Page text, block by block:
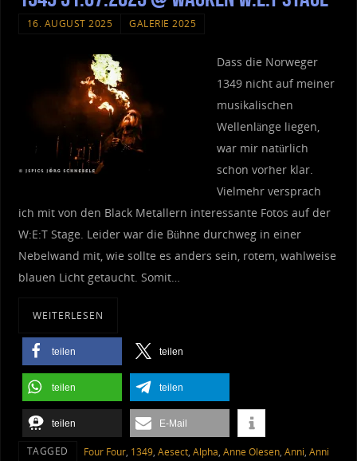
16. AUGUST 2025 GALERIE 2025
Dass die Norweger
1349 nicht auf meiner
musikalischen
Wellenlänge liegen,
war mir natürlich
schon vorher klar.
Vielmehr versprach
ich mit von den Black Metallern interessante Fotos auf der
W:E:T Stage. Leider war die Bühne durchweg in einer
Nebelwand mit, wie sollte es anders sein, rotem, wahlweise
blauen Licht getaucht. Somit…
WEITERLESEN
teilen teilen
teilen teilen
teilen E-Mail
TAGGED ‎ Four Four, 1349, Aesect, Alpha, Anne Olesen, Anni, Anni